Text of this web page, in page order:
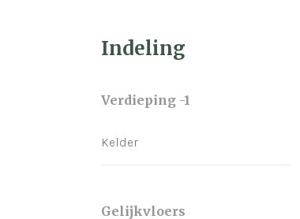
Indeling
Verdieping -1
Kelder
Gelijkvloers